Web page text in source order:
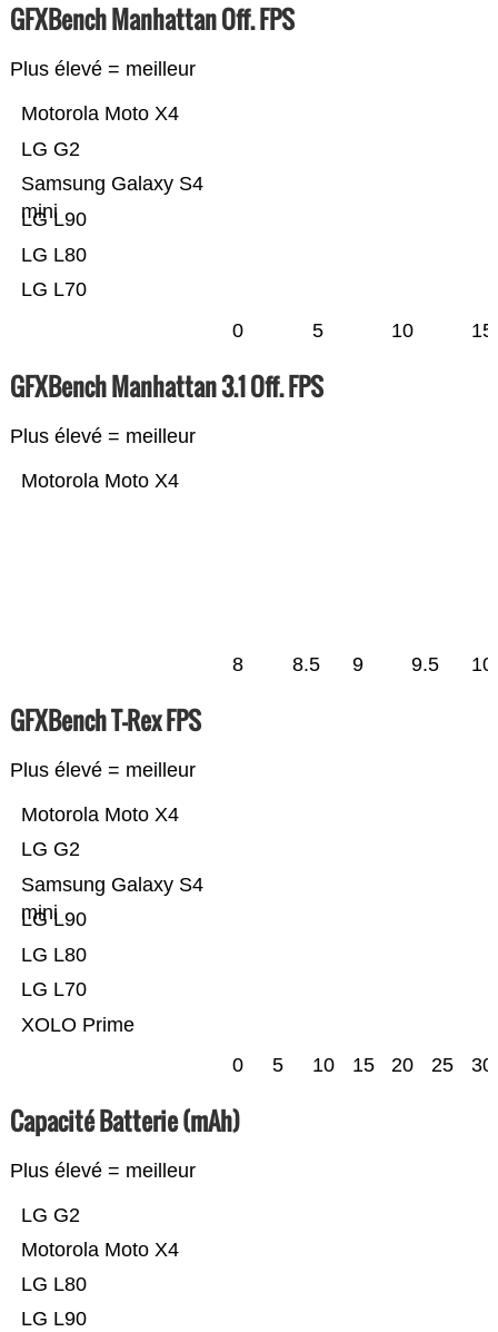
GFXBench Manhattan Off. FPS
Plus élevé = meilleur
LG L70
LG L80
LG L90
Samsung Galaxy S4
mini
LG G2
Motorola Moto X4
0 5 10 15
GFXBench Manhattan 3.1 Off. FPS
Plus élevé = meilleur
Motorola Moto X4
8 8.5 9 9.5 10
GFXBench T-Rex FPS
Plus élevé = meilleur
XOLO Prime
LG L70
LG L80
LG L90
Samsung Galaxy S4
mini
LG G2
Motorola Moto X4
0 5 10 15 20 25 30
Capacité Batterie (mAh)
Plus élevé = meilleur
LG L90
LG L80
Motorola Moto X4
LG G2